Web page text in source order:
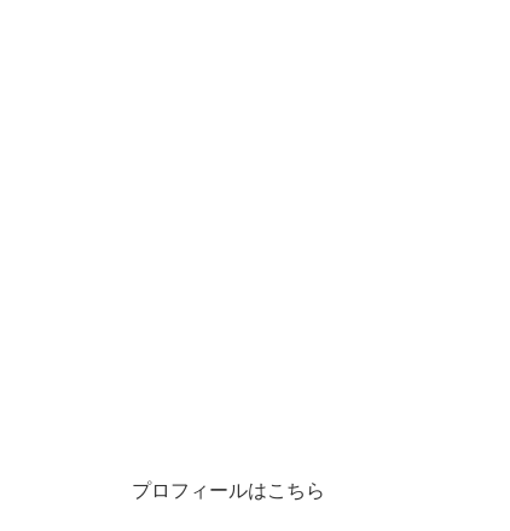
プロフィールはこちら